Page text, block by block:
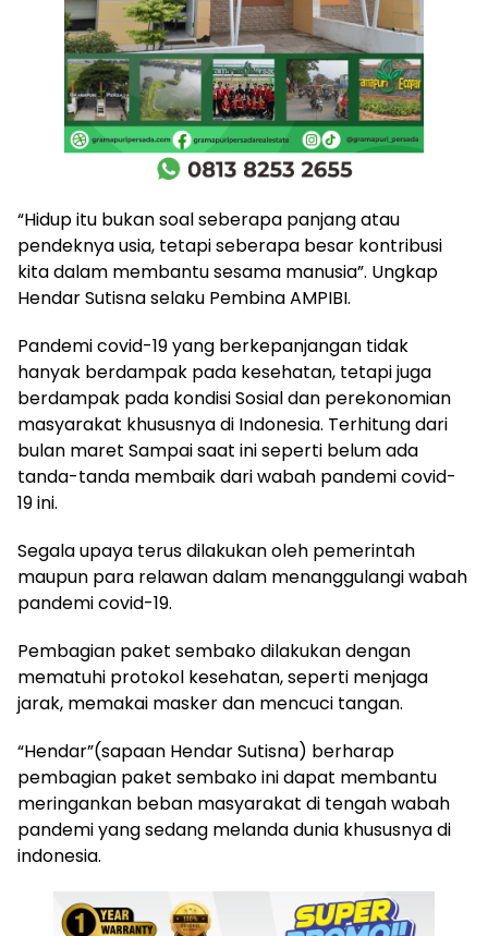
“Hidup itu bukan soal seberapa panjang atau
pendeknya usia, tetapi seberapa besar kontribusi
kita dalam membantu sesama manusia”. Ungkap
Hendar Sutisna selaku Pembina AMPIBI.
Pandemi covid-19 yang berkepanjangan tidak
hanyak berdampak pada kesehatan, tetapi juga
berdampak pada kondisi Sosial dan perekonomian
masyarakat khususnya di Indonesia. Terhitung dari
bulan maret Sampai saat ini seperti belum ada
tanda-tanda membaik dari wabah pandemi covid-
19 ini.
Segala upaya terus dilakukan oleh pemerintah
maupun para relawan dalam menanggulangi wabah
pandemi covid-19.
Pembagian paket sembako dilakukan dengan
mematuhi protokol kesehatan, seperti menjaga
jarak, memakai masker dan mencuci tangan.
“Hendar”(sapaan Hendar Sutisna) berharap
pembagian paket sembako ini dapat membantu
meringankan beban masyarakat di tengah wabah
pandemi yang sedang melanda dunia khususnya di
indonesia.